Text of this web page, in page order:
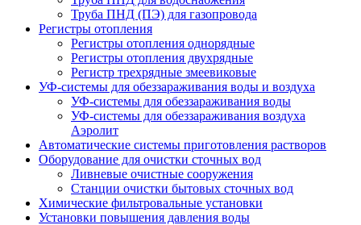
Труба ПНД (ПЭ) для газопровода
Регистры отопления
Регистры отопления однорядные
Регистры отопления двухрядные
Регистр трехрядные змеевиковые
УФ-системы для обеззараживания воды и воздуха
УФ-системы для обеззараживания воды
УФ-системы для обеззараживания воздуха
Аэролит
Автоматические системы приготовления растворов
Оборудование для очистки сточных вод
Ливневые очистные сооружения
Станции очистки бытовых сточных вод
Химические фильтровальные установки
Установки повышения давления воды